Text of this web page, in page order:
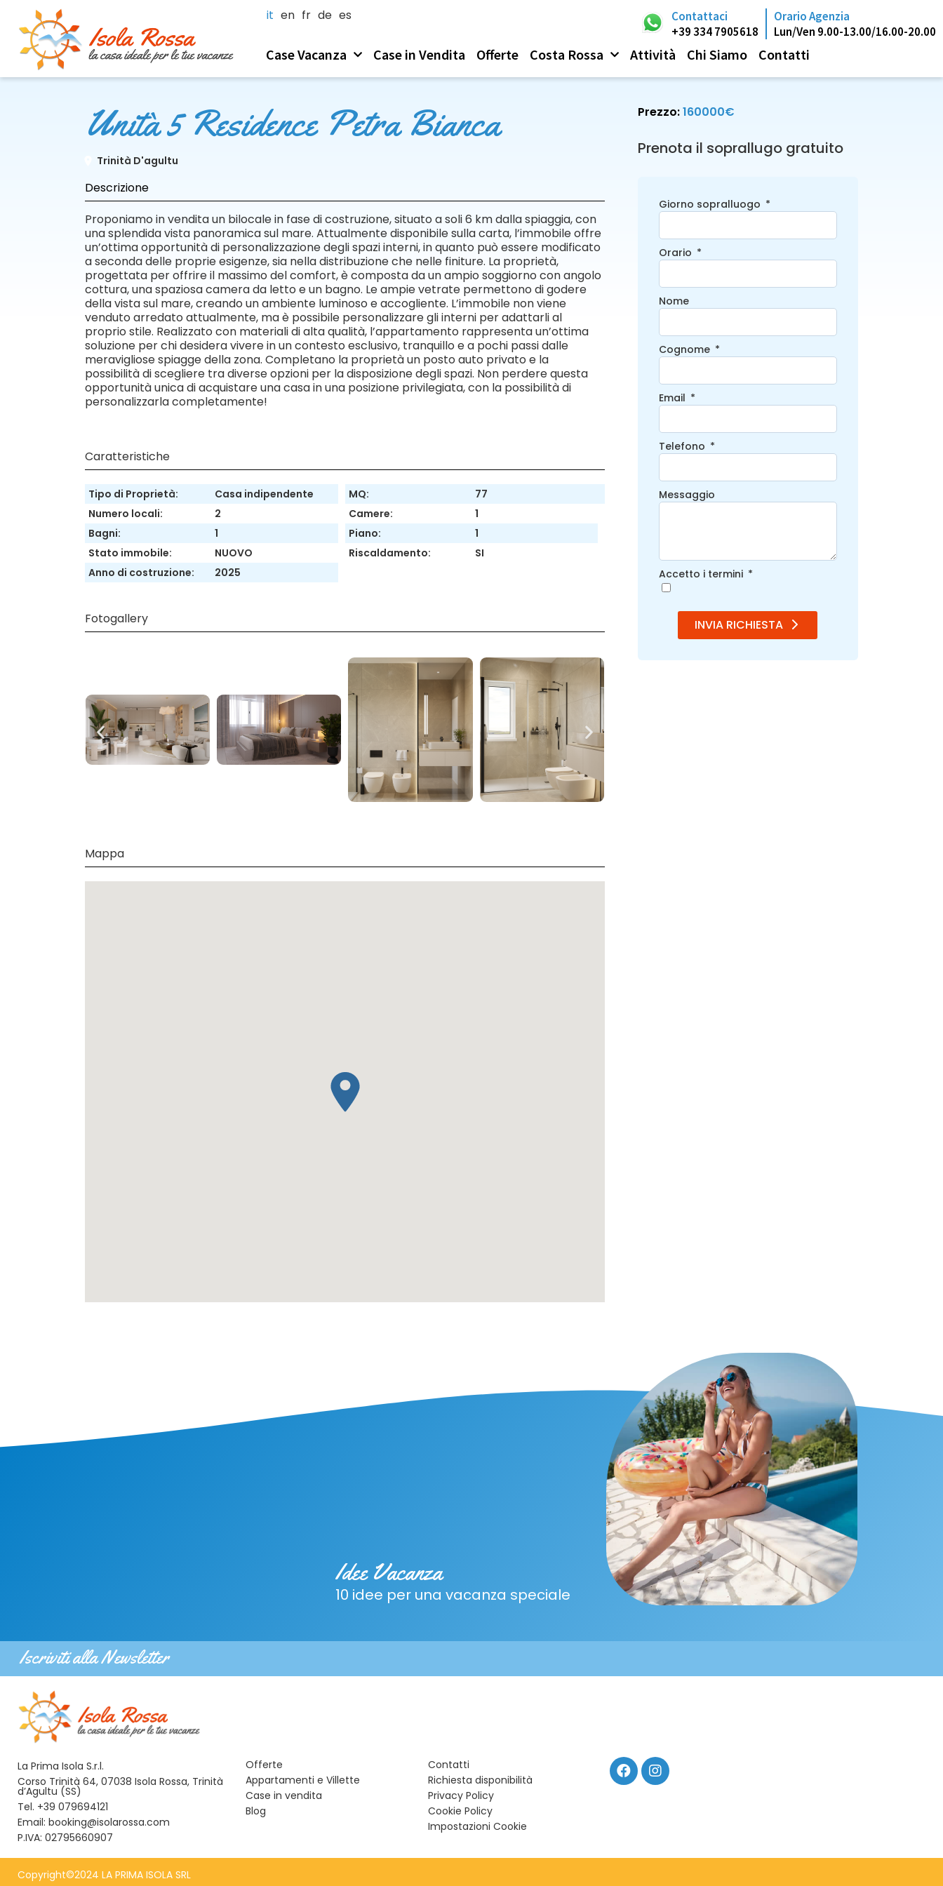
it en fr de es
Case Vacanza Case in Vendita Offerte Costa Rossa Attività Chi Siamo Contatti
Contattaci
+39 334 7905618
Orario Agenzia
Lun/Ven 9.00-13.00/16.00-20.00
Unità 5 Residence Petra Bianca
Trinità D'agultu
Descrizione
Proponiamo in vendita un bilocale in fase di costruzione, situato a soli 6 km dalla spiaggia, con
una splendida vista panoramica sul mare. Attualmente disponibile sulla carta, l’immobile offre
un’ottima opportunità di personalizzazione degli spazi interni, in quanto può essere modificato
a seconda delle proprie esigenze, sia nella distribuzione che nelle finiture. La proprietà,
progettata per offrire il massimo del comfort, è composta da un ampio soggiorno con angolo
cottura, una spaziosa camera da letto e un bagno. Le ampie vetrate permettono di godere
della vista sul mare, creando un ambiente luminoso e accogliente. L’immobile non viene
venduto arredato attualmente, ma è possibile personalizzare gli interni per adattarli al
proprio stile. Realizzato con materiali di alta qualità, l’appartamento rappresenta un’ottima
soluzione per chi desidera vivere in un contesto esclusivo, tranquillo e a pochi passi dalle
meravigliose spiagge della zona. Completano la proprietà un posto auto privato e la
possibilità di scegliere tra diverse opzioni per la disposizione degli spazi. Non perdere questa
opportunità unica di acquistare una casa in una posizione privilegiata, con la possibilità di
personalizzarla completamente!
Caratteristiche
Tipo di Proprietà: Casa indipendente MQ:
77
Numero locali:
2 Camere:
1
Bagni:
1 Piano:
1
Stato immobile:
NUOVO Riscaldamento:
SI
Anno di costruzione:
2025
Fotogallery
Mappa
Prezzo:160000€
Prenota il soprallugo gratuito
Giorno sopralluogo
Orario
Nome
Cognome
Email
Telefono
Messaggio
Accetto i termini
INVIA RICHIESTA
Idee Vacanza
10 idee per una vacanza speciale
Iscriviti alla Newsletter
La Prima Isola S.r.l.
Corso Trinità 64, 07038 Isola Rossa, Trinità
d’Agultu (SS)
Tel. +39 079694121
Email: booking@isolarossa.com
P.IVA: 02795660907
Offerte
Appartamenti e Villette
Case in vendita
Blog
Contatti
Richiesta disponibilità
Privacy Policy
Cookie Policy
Impostazioni Cookie
Copyright©2024 LA PRIMA ISOLA SRL